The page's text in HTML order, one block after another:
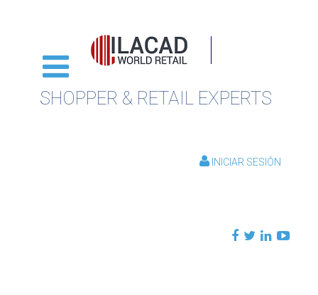
SHOPPER & RETAIL EXPERTS
INICIAR SESIÓN